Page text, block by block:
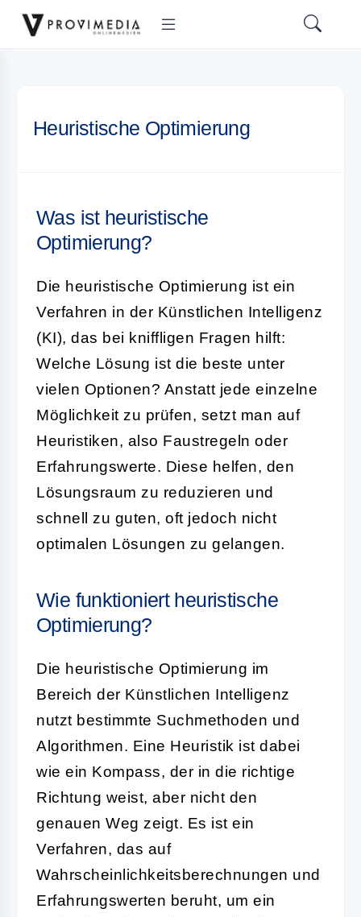
Heuristische Optimierung
Was ist heuristische
Optimierung?
Die heuristische Optimierung ist ein
Verfahren in der Künstlichen Intelligenz
(KI), das bei kniffligen Fragen hilft:
Welche Lösung ist die beste unter
vielen Optionen? Anstatt jede einzelne
Möglichkeit zu prüfen, setzt man auf
Heuristiken, also Faustregeln oder
Erfahrungswerte. Diese helfen, den
Lösungsraum zu reduzieren und
schnell zu guten, oft jedoch nicht
optimalen Lösungen zu gelangen.
Wie funktioniert heuristische
Optimierung?
Die heuristische Optimierung im
Bereich der Künstlichen Intelligenz
nutzt bestimmte Suchmethoden und
Algorithmen. Eine Heuristik ist dabei
wie ein Kompass, der in die richtige
Richtung weist, aber nicht den
genauen Weg zeigt. Es ist ein
Verfahren, das auf
Wahrscheinlichkeitsberechnungen und
Erfahrungswerten beruht, um ein